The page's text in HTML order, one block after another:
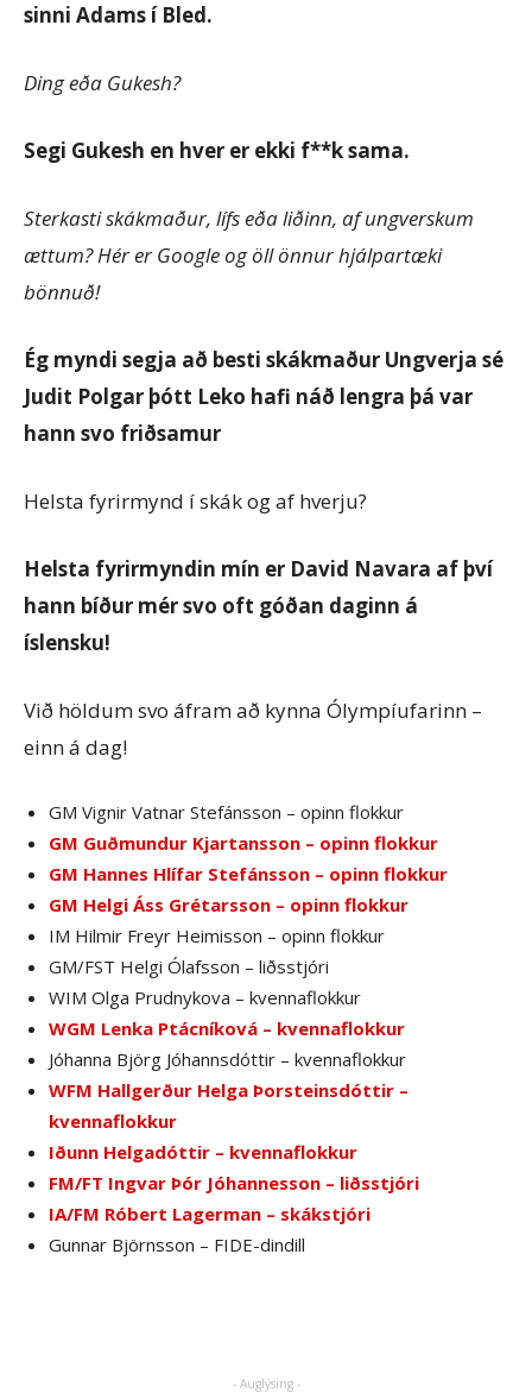
sinni Adams í Bled.
Ding eða Gukesh?
Segi Gukesh en hver er ekki f**k sama.
Sterkasti skákmaður, lífs eða liðinn, af ungverskum
ættum? Hér er Google og öll önnur hjálpartæki
bönnuð!
Ég myndi segja að besti skákmaður Ungverja sé
Judit Polgar þótt Leko hafi náð lengra þá var
hann svo friðsamur
Helsta fyrirmynd í skák og af hverju?
Helsta fyrirmyndin mín er David Navara af því
hann bíður mér svo oft góðan daginn á
íslensku!
Við höldum svo áfram að kynna Ólympíufarinn –
einn á dag!
GM Vignir Vatnar Stefánsson – opinn flokkur
GM Guðmundur Kjartansson – opinn flokkur
GM Hannes Hlífar Stefánsson – opinn flokkur
GM Helgi Áss Grétarsson – opinn flokkur
IM Hilmir Freyr Heimisson – opinn flokkur
GM/FST Helgi Ólafsson – liðsstjóri
WIM Olga Prudnykova – kvennaflokkur
WGM Lenka Ptácníková – kvennaflokkur
Jóhanna Björg Jóhannsdóttir – kvennaflokkur
WFM Hallgerður Helga Þorsteinsdóttir –
kvennaflokkur
Iðunn Helgadóttir – kvennaflokkur
FM/FT Ingvar Þór Jóhannesson – liðsstjóri
IA/FM Róbert Lagerman – skákstjóri
Gunnar Björnsson – FIDE-dindill
- Auglýsing -